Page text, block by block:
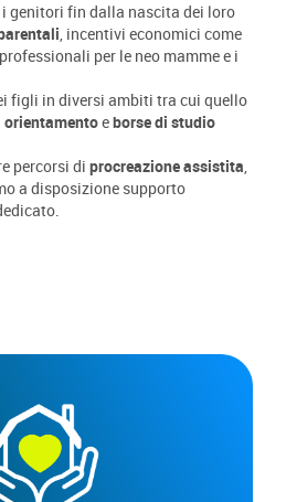
genitori fin dalla nascita dei loro
, incentivi economici come
per le neo mamme e i
figli in diversi ambiti tra cui quello
orientamentoeborse di studio
percorsi di procreazione assistita,
a disposizione supporto